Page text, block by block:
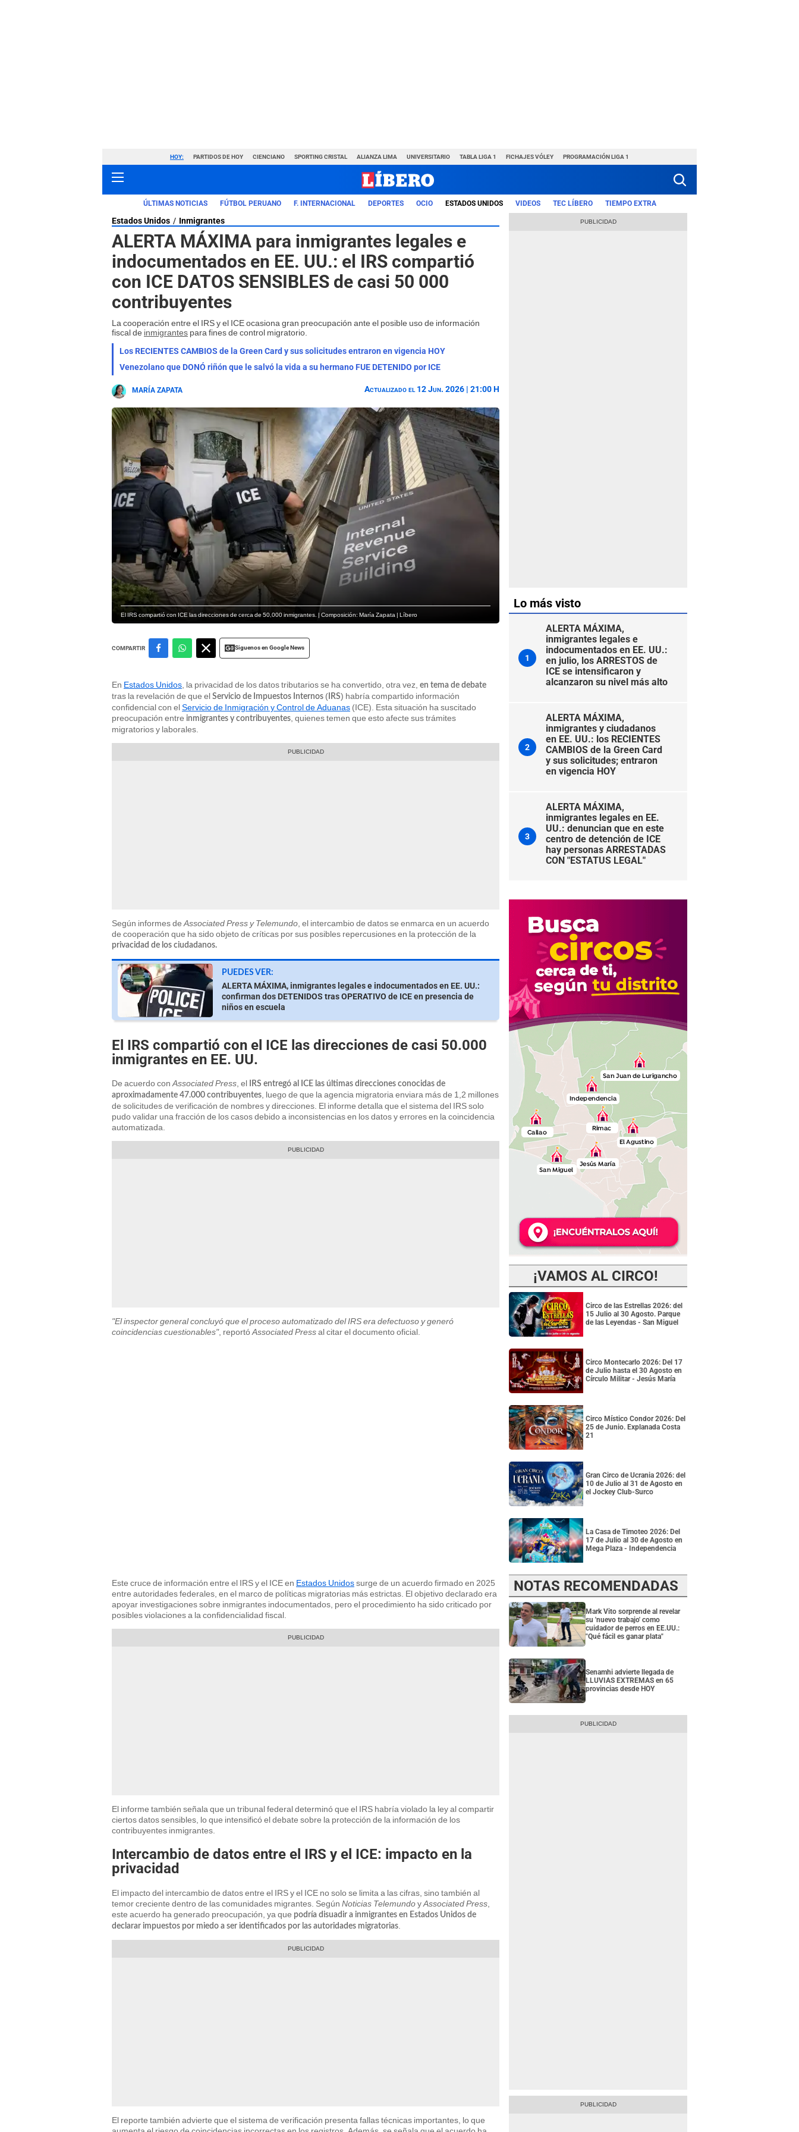
HOY: PARTIDOS DE HOY CIENCIANO SPORTING CRISTAL ALIANZA LIMA UNIVERSITARIO TABLA LIGA 1 FICHAJES VÓLEY PROGRAMACIÓN LIGA 1
ÚLTIMAS NOTICIAS FÚTBOL PERUANO F. INTERNACIONAL DEPORTES OCIO ESTADOS UNIDOS VIDEOS TEC LÍBERO TIEMPO EXTRA
Estados Unidos Inmigrantes
ALERTA MÁXIMA para inmigrantes legales e
indocumentados en EE. UU.: el IRS compartió
con ICE DATOS SENSIBLES de casi 50 000
contribuyentes
La cooperación entre el IRS y el ICE ocasiona gran preocupación ante el posible uso de información
fiscal de inmigrantes para fines de control migratorio.
Los RECIENTES CAMBIOS de la Green Card y sus solicitudes entraron en vigencia HOY
Venezolano que DONÓ riñón que le salvó la vida a su hermano FUE DETENIDO por ICE
MARÍA ZAPATA Actualizado el 12 Jun. 2026 | 21:00 H
El IRS compartió con ICE las direcciones de cerca de 50,000 inmigrantes. | Composición: María Zapata | Líbero
COMPARTIR Siguenos en Google News
En Estados Unidos , la privacidad de los datos tributarios se ha convertido, otra vez, en tema de debate
tras la revelación de que el Servicio de Impuestos Internos ( IRS) habría compartido información
confidencial con elServicio de Inmigración y Control de Aduanas (ICE). Esta situación ha suscitado
preocupación entre inmigrantes y contribuyentes , quienes temen que esto afecte sus trámites
migratorios y laborales.
Según informes de Associated Press y Telemundo , el intercambio de datos se enmarca en un acuerdo
de cooperación que ha sido objeto de críticas por sus posibles repercusiones en la protección de la
privacidad de los ciudadanos.
PUEDES VER:
ALERTA MÁXIMA, inmigrantes legales e indocumentados en EE. UU.:
confirman dos DETENIDOS tras OPERATIVO de ICE en presencia de
niños en escuela
El IRS compartió con el ICE las direcciones de casi 50.000
inmigrantes en EE. UU.
De acuerdo conAssociated Press, el
IRS entregó al ICE las últimas direcciones conocidas de
aproximadamente 47.000 contribuyentes, luego de que la agencia migratoria enviara más de 1,2 millones
de solicitudes de verificación de nombres y direcciones. El informe detalla que el sistema del IRS solo
pudo validar una fracción de los casos debido a inconsistencias en los datos y errores en la coincidencia
automatizada.
"El inspector general concluyó que el proceso automatizado del IRS era defectuoso y generó
coincidencias cuestionables", reportóAssociated Pressal citar el documento oficial.
Este cruce de información entre el IRS y el ICE en Estados Unidossurge de un acuerdo firmado en 2025
entre autoridades federales, en el marco de políticas migratorias más estrictas. El objetivo declarado era
apoyar investigaciones sobre inmigrantes indocumentados, pero el procedimiento ha sido criticado por
posibles violaciones a la confidencialidad fiscal.
El informe también señala que un tribunal federal determinó que el IRS habría violado la ley al compartir
ciertos datos sensibles, lo que intensificó el debate sobre la protección de la información de los
contribuyentes inmigrantes.
Intercambio de datos entre el IRS y el ICE: impacto en la
privacidad
El impacto del intercambio de datos entre el IRS y el ICE no solo se limita a las cifras, sino también al
temor creciente dentro de las comunidades migrantes. Según Noticias TelemundoyAssociated Press,
este acuerdo ha generado preocupación, ya que podría disuadir a inmigrantes en Estados Unidos de
declarar impuestos por miedo a ser identificados por las autoridades migratorias.
El reporte también advierte que el sistema de verificación presenta fallas técnicas importantes, lo que
Lo más visto
1
ALERTA MÁXIMA,
inmigrantes legales e
indocumentados en EE. UU.:
en julio, los ARRESTOS de
ICE se intensificaron y
alcanzaron su nivel más alto
2
ALERTA MÁXIMA,
inmigrantes y ciudadanos
en EE. UU.: los RECIENTES
CAMBIOS de la Green Card
y sus solicitudes; entraron
en vigencia HOY
3
ALERTA MÁXIMA,
inmigrantes legales en EE.
UU.: denuncian que en este
centro de detención de ICE
hay personas ARRESTADAS
CON "ESTATUS LEGAL"
¡VAMOS AL CIRCO!
Circo de las Estrellas 2026: del
15 Julio al 30 Agosto. Parque
de las Leyendas - San Miguel
Circo Montecarlo 2026: Del 17
de Julio hasta el 30 Agosto en
Círculo Militar - Jesús María
Circo Místico Condor 2026: Del
25 de Junio. Explanada Costa
21
Gran Circo de Ucrania 2026: del
10 de Julio al 31 de Agosto en
el Jockey Club-Surco
La Casa de Timoteo 2026: Del
17 de Julio al 30 de Agosto en
Mega Plaza - Independencia
NOTAS RECOMENDADAS
Mark Vito sorprende al revelar
su 'nuevo trabajo' como
cuidador de perros en EE.UU.:
"Qué fácil es ganar plata"
Senamhi advierte llegada de
LLUVIAS EXTREMAS en 65
provincias desde HOY